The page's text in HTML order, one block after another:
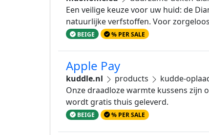
Een veilige keuze voor uw huid: de
natuurlijke verfstoffen. Voor
BEIGE % PER SALE
Apple Pay
kuddle.nl products
kudde-
Onze draadloze warmte kussens zijn
wordt gratis thuis geleverd.
BEIGE % PER SALE